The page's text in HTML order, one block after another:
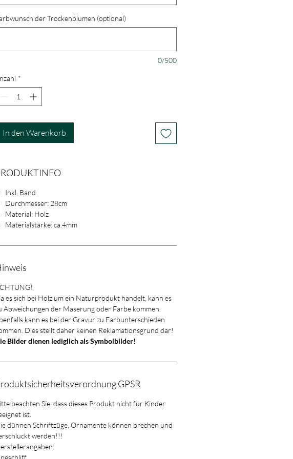
der Trockenblumen (optional)
0/500
*
In den Warenkorb
Inkl. Band
Durchmesser: 28cm
Material: Holz
Materialstärke: ca.4mm
es sich bei Holz um ein Naturprodukt handelt, kann es
Abweichungen der Maserung oder Farbe kommen.
kann es bei der Gravur zu Farbunterschieden
Dies stellt daher keinen Reklamationsgrund dar!
Bilder dienen lediglich als Symbolbilder!
GPSR
beachten Sie, dass dieses Produkt nicht für Kinder
ist.
dünnen Schriftzüge, Ornamente können brechen und
werden!!!